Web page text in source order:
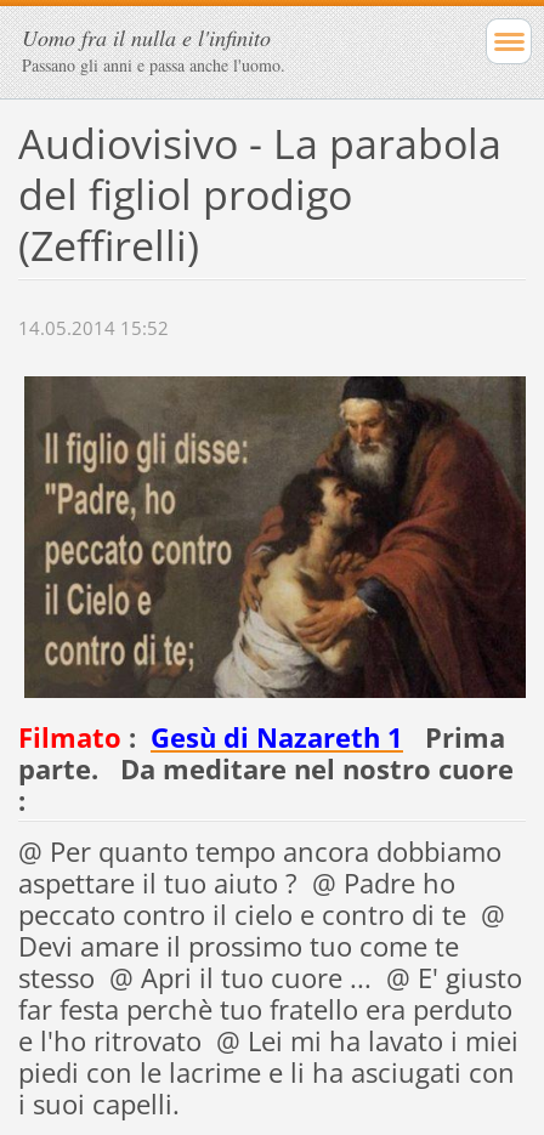
Uomo fra il nulla e l'infinito
Passano gli anni e passa anche l'uomo.
Audiovisivo - La parabola
del figliol prodigo
(Zeffirelli)
14.05.2014 15:52
Filmato : Gesù di Nazareth 1
Prima
parte. Da meditare nel nostro cuore
:
@ Per quanto tempo ancora dobbiamo
aspettare il tuo aiuto ? @ Padre ho
peccato contro il cielo e contro di te @
Devi amare il prossimo tuo come te
stesso @ Apri il tuo cuore ... @ E' giusto
far festa perchè tuo fratello era perduto
e l'ho ritrovato @ Lei mi ha lavato i miei
piedi con le lacrime e li ha asciugati con
i suoi capelli.